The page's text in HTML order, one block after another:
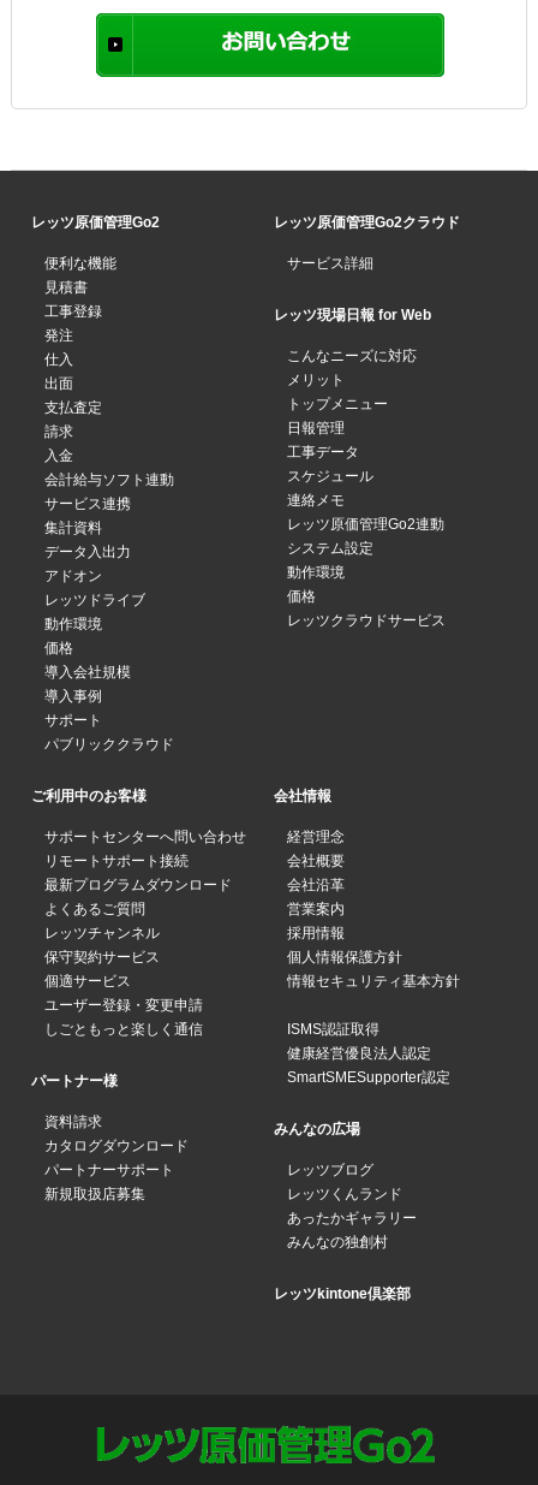
レッツ原価管理Go2
便利な機能
見積書
工事登録
発注
仕入
出面
支払査定
請求
入金
会計給与ソフト連動
サービス連携
集計資料
データ入出力
アドオン
レッツドライブ
動作環境
価格
導入会社規模
導入事例
サポート
パブリッククラウド
レッツ原価管理Go2クラウド
サービス詳細
レッツ現場日報 for Web
こんなニーズに対応
メリット
トップメニュー
日報管理
工事データ
スケジュール
連絡メモ
レッツ原価管理Go2連動
システム設定
動作環境
価格
レッツクラウドサービス
ご利用中のお客様
サポートセンターへ問い合わせ
リモートサポート接続
最新プログラムダウンロード
よくあるご質問
レッツチャンネル
保守契約サービス
個適サービス
ユーザー登録・変更申請
しごともっと楽しく通信
パートナー様
資料請求
カタログダウンロード
パートナーサポート
新規取扱店募集
会社情報
経営理念
会社概要
会社沿革
営業案内
採用情報
個人情報保護方針
情報セキュリティ基本方針
ISMS認証取得
健康経営優良法人認定
SmartSMESupporter認定
みんなの広場
レッツブログ
レッツくんランド
あったかギャラリー
みんなの独創村
レッツkintone倶楽部